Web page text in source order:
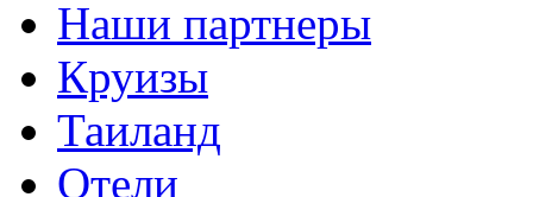
Наши партнеры
Круизы
Таиланд
Отели